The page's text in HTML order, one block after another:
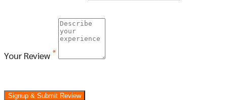
Your Review *
Signup & Submit Review